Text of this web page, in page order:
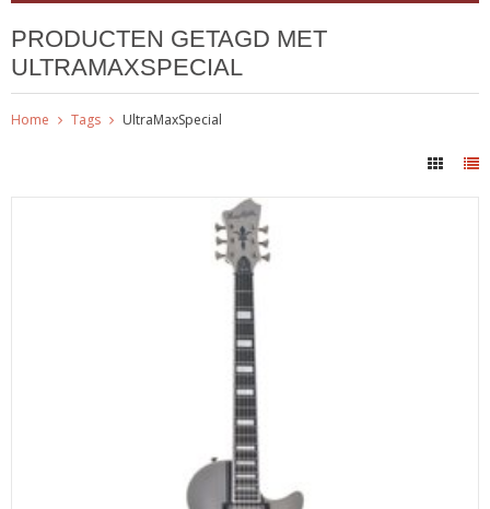
PRODUCTEN GETAGD MET
ULTRAMAXSPECIAL
Home Tags UltraMaxSpecial